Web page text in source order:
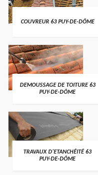
COUVREUR 63 PUY-DE-DÔME
DEMOUSSAGE DE TOITURE 63
PUY-DE-DÔME
TRAVAUX D'ETANCHÉITÉ 63
PUY-DE-DÔME